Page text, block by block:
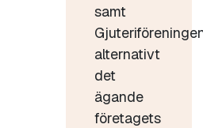
samt
alternativt
det
ägande
företagets